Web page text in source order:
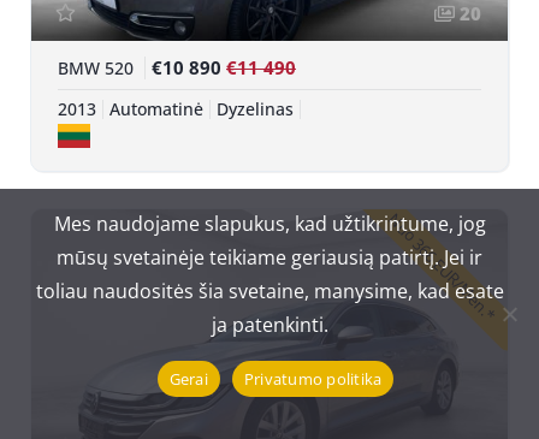
20
BMW 520 €10 890 €11 490
2013 Automatinė Dyzelinas
Nuo 366 EUR/Mėn.*
Mes naudojame slapukus, kad užtikrintume, jog
mūsų svetainėje teikiame geriausią patirtį. Jei ir
toliau naudositės šia svetaine, manysime, kad esate
ja patenkinti.
Gerai Privatumo politika